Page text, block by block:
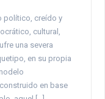
político, creído y
cultural,
una severa
en su propia
en base